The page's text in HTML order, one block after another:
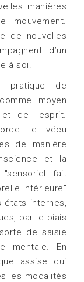
manières
mouvement.
de nouvelles
d’un
à soi.
pratique de
moyen
et de l'esprit.
le vécu
de manière
et la
"sensoriel" fait
intérieure"
états internes,
par le biais
de saisie
mentale. En
assise qui
les modalités